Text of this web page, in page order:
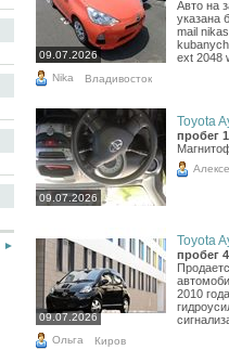
09.07.2026
Авто на
указана
mail
ext 2048
Nika Владивосток
09.07.2026
Toyota
пробег
09.07.2026
Toyota
пробег
2010
Ольга Киров